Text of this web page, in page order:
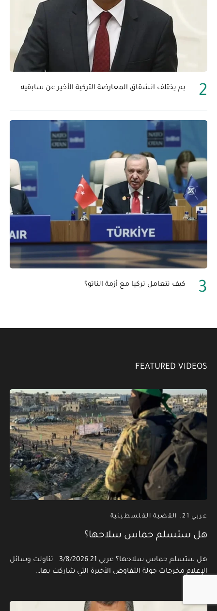
بم يختلف انشقاق المعارضة التركية الأخير عن سابقيه
كيف تتعامل تركيا مع أزمة الناتو؟
FEATURED VIDEOS
عربي 21 القضية الفلسطينية
هل ستسلم حماس سلاحها؟
هل ستسلم حماس سلاحها؟ عربي 21 3/8/2026 تناولت وسائل
الإعلام مخرجات جولة التفاوض الأخيرة التي شاركت بها…